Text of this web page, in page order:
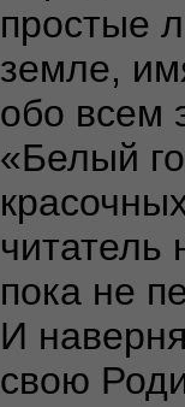
простые
земле,
обо всем
«Белый
читатель
пока не
И
свою